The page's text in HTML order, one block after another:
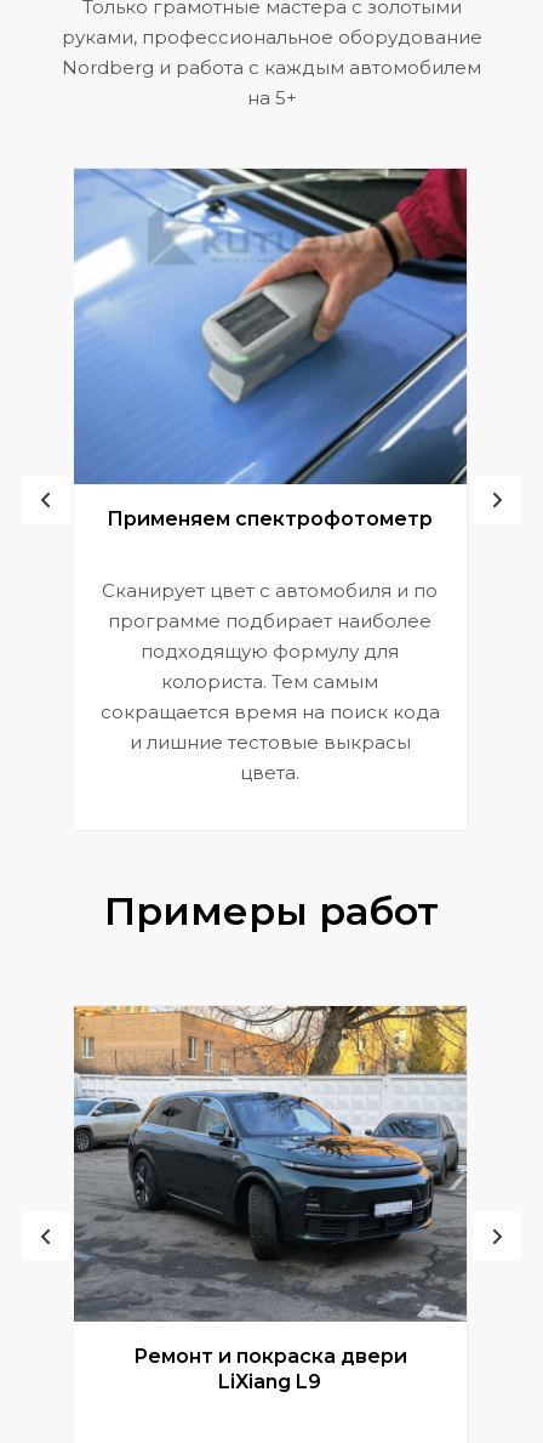
Только грамотные мастера с золотыми
руками, профессиональное оборудование
Nordberg и работа с каждым автомобилем
на 5+
Применяем спектрофотометр
Сканирует цвет с автомобиля и по
программе подбирает наиболее
подходящую формулу для
колориста. Тем самым
сокращается время на поиск кода
и лишние тестовые выкрасы
цвета.
Примеры работ
Ремонт и покраска двери
LiXiang L9